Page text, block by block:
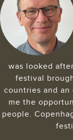
television,
deeply
heightened
DANIELLE